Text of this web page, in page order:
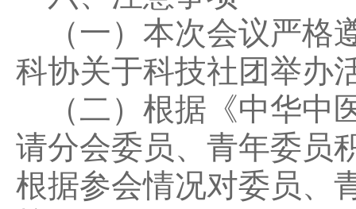
（一）本次会议严格
科协关于科技社团举办
（二）根据《中华中
请分会委员、青年委员
根据参会情况对委员、